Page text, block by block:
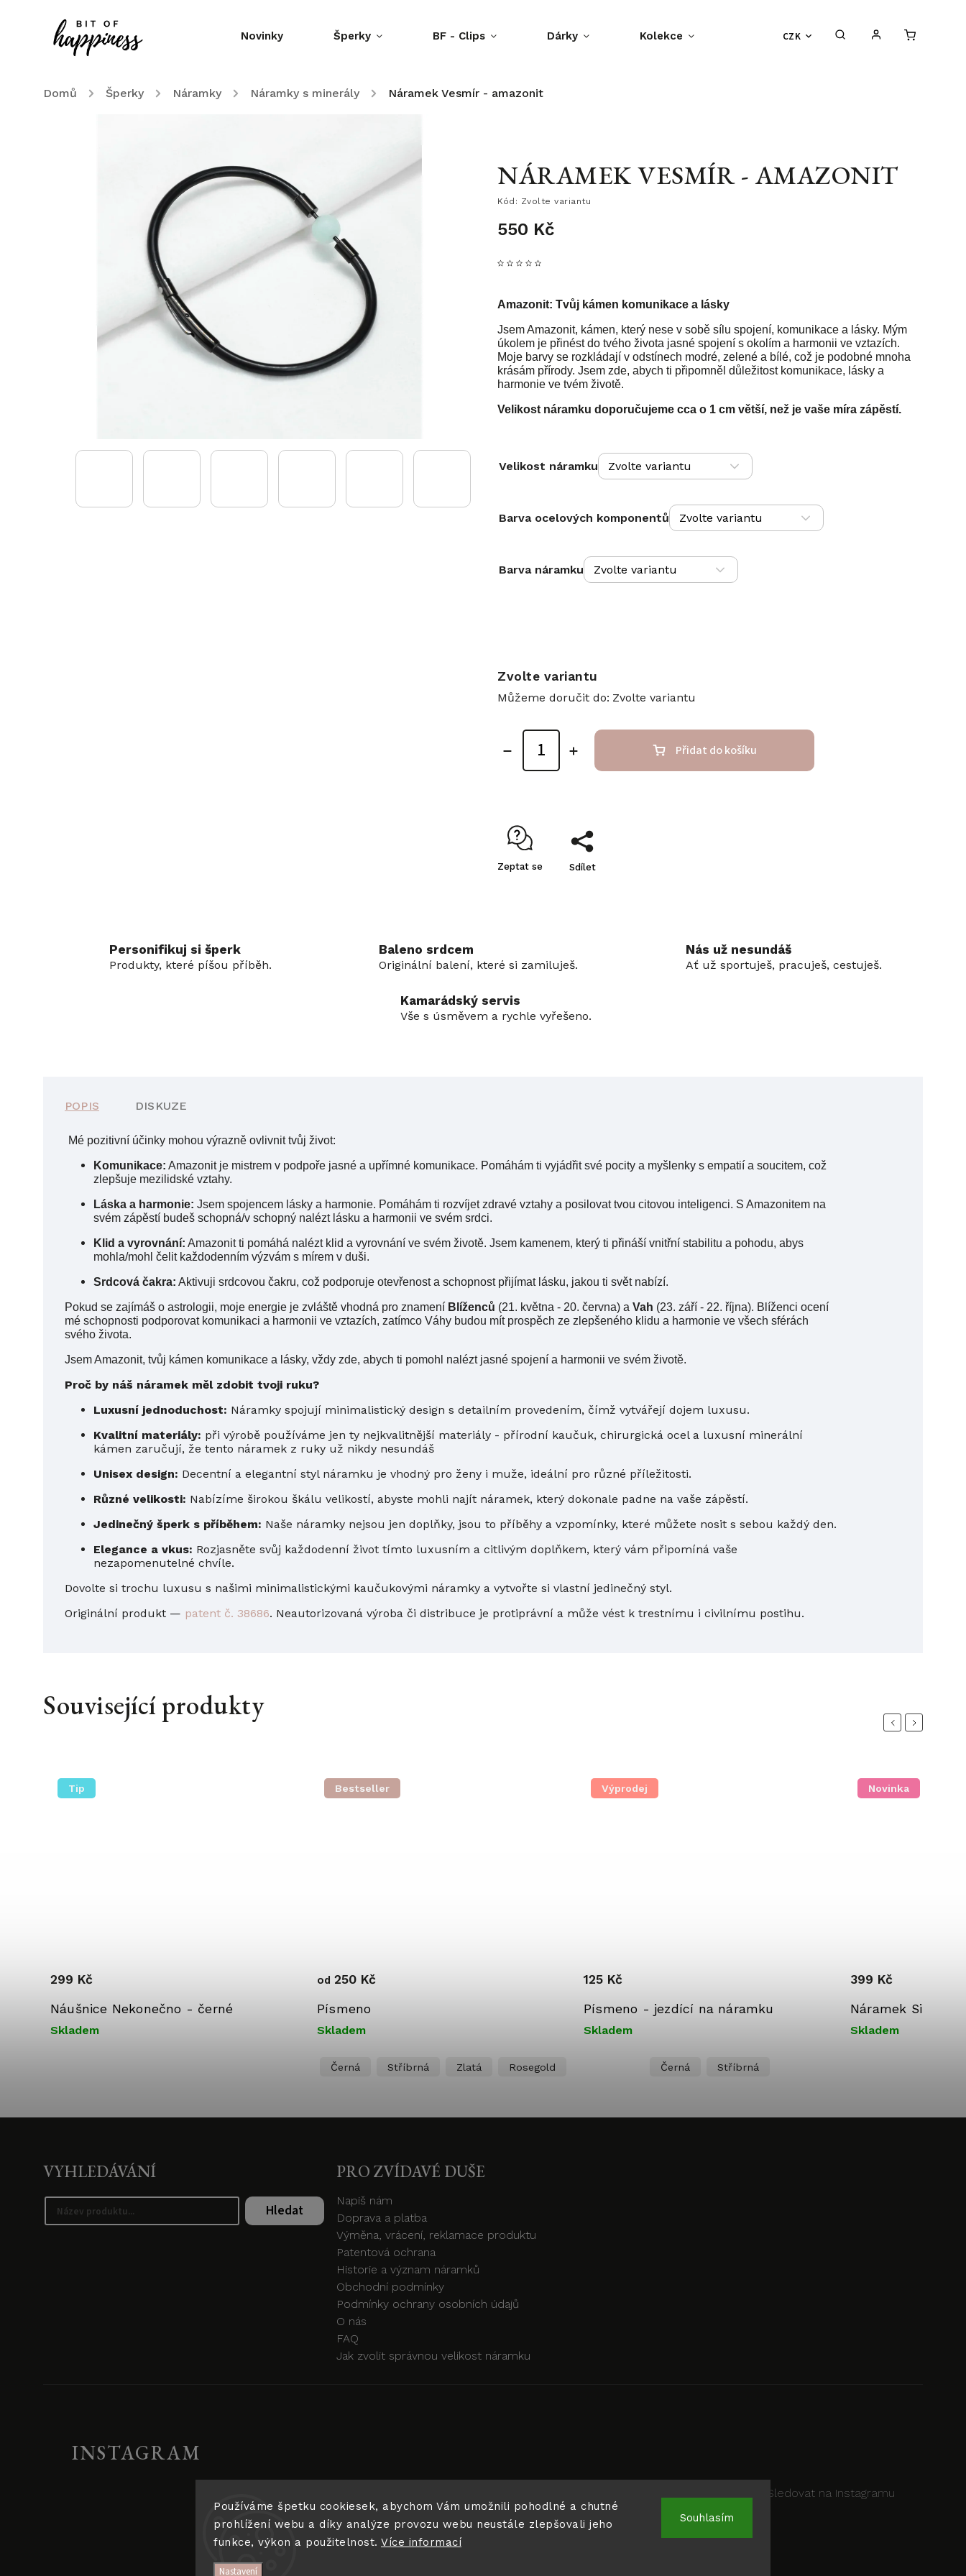
Používáme špetku cookiesek, abychom Vám umožnili pohodlné a chutné
prohlížení webu a díky analýze provozu webu neustále zlepšovali jeho
funkce, výkon a použitelnost. Více informací
Nastavení
Souhlasím
CZK
Novinky Šperky BF - Clips Dárky Kolekce Příběh BF-Clips O nás
Domů / Šperky / Náramky / Náramky s minerály / Náramek Vesmír - amazonit
NÁRAMEK VESMÍR - AMAZONIT
Kód: Zvolte variantu
550 Kč
Amazonit: Tvůj kámen komunikace a lásky
Jsem Amazonit, kámen, který nese v sobě sílu spojení, komunikace a lásky. Mým
úkolem je přinést do tvého života jasné spojení s okolím a harmonii ve vztazích.
Moje barvy se rozkládají v odstínech modré, zelené a bílé, což je podobné mnoha
krásám přírody. Jsem zde, abych ti připomněl důležitost komunikace, lásky a
harmonie ve tvém životě.
Velikost náramku doporučujeme cca o 1 cm větší, než je vaše míra zápěstí.
Velikost náramku
Barva ocelových komponentů
Barva náramku
Zvolte variantu
Můžeme doručit do: Zvolte variantu
Přidat do košíku
Zeptat se Sdílet
Personifikuj si šperk
Produkty, které píšou příběh.
Baleno srdcem
Originální balení, které si zamiluješ.
Nás už nesundáš
Ať už sportuješ, pracuješ, cestuješ.
Kamarádský servis
Vše s úsměvem a rychle vyřešeno.
POPIS DISKUZE
Mé pozitivní účinky mohou výrazně ovlivnit tvůj život:
Komunikace: Amazonit je mistrem v podpoře jasné a upřímné komunikace. Pomáhám ti vyjádřit své pocity a myšlenky s empatií a soucitem, což
zlepšuje mezilidské vztahy.
Láska a harmonie: Jsem spojencem lásky a harmonie. Pomáhám ti rozvíjet zdravé vztahy a posilovat tvou citovou inteligenci. S Amazonitem na
svém zápěstí budeš schopná/v schopný nalézt lásku a harmonii ve svém srdci.
Klid a vyrovnání: Amazonit ti pomáhá nalézt klid a vyrovnání ve svém životě. Jsem kamenem, který ti přináší vnitřní stabilitu a pohodu, abys
mohla/mohl čelit každodenním výzvám s mírem v duši.
Srdcová čakra: Aktivuji srdcovou čakru, což podporuje otevřenost a schopnost přijímat lásku, jakou ti svět nabízí.
Pokud se zajímáš o astrologii, moje energie je zvláště vhodná pro znamení Blíženců (21. května - 20. června) a Vah (23. září - 22. října). Blíženci ocení
mé schopnosti podporovat komunikaci a harmonii ve vztazích, zatímco Váhy budou mít prospěch ze zlepšeného klidu a harmonie ve všech sférách
svého života.
Jsem Amazonit, tvůj kámen komunikace a lásky, vždy zde, abych ti pomohl nalézt jasné spojení a harmonii ve svém životě.
Proč by náš náramek měl zdobit tvoji ruku?
Luxusní jednoduchost: Náramky spojují minimalistický design s detailním provedením, čímž vytvářejí dojem luxusu.
Kvalitní materiály: při výrobě používáme jen ty nejkvalitnější materiály - přírodní kaučuk, chirurgická ocel a luxusní minerální
kámen zaručují, že tento náramek z ruky už nikdy nesundáš
Unisex design: Decentní a elegantní styl náramku je vhodný pro ženy i muže, ideální pro různé příležitosti.
Různé velikosti: Nabízíme širokou škálu velikostí, abyste mohli najít náramek, který dokonale padne na vaše zápěstí.
Jedinečný šperk s příběhem: Naše náramky nejsou jen doplňky, jsou to příběhy a vzpomínky, které můžete nosit s sebou každý den.
Elegance a vkus: Rozjasněte svůj každodenní život tímto luxusním a citlivým doplňkem, který vám připomíná vaše
nezapomenutelné chvíle.
Dovolte si trochu luxusu s našimi minimalistickými kaučukovými náramky a vytvořte si vlastní jedinečný styl.
Originální produkt — patent č. 38686. Neautorizovaná výroba či distribuce je protiprávní a může vést k trestnímu i civilnímu postihu.
Související produkty
Previous
Tip
Náušnice Nekonečno - černé
Skladem
299 Kč
Bestseller
Písmeno
Skladem
od 250 Kč
Černá Stříbrná Zlatá Rosegold
Výprodej
Písmeno - jezdící na náramku
Skladem
125 Kč
Černá Stříbrná
Novinka
Náramek Simply
Skladem
399 Kč
Next
INSTAGRAM
Sledovat na Instagramu
VYHLEDÁVÁNÍ
Hledat
PRO ZVÍDAVÉ DUŠE
Napiš nám
Doprava a platba
Výměna, vrácení, reklamace produktu
Patentová ochrana
Historie a význam náramků
Obchodní podmínky
Podmínky ochrany osobních údajů
O nás
FAQ
Jak zvolit správnou velikost náramku
Copyright 2026BIT OF HAPPINESS